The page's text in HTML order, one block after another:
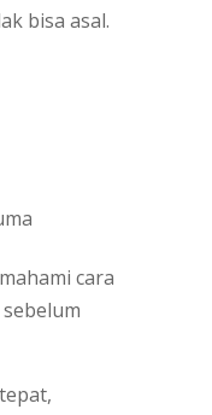
bisa asal.
cara